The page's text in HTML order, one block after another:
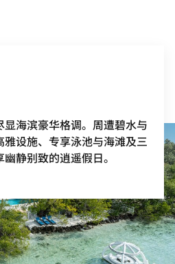
海滨豪华格调。周遭碧水与
设施、专享泳池与海滩及三
静别致的逍遥假日。